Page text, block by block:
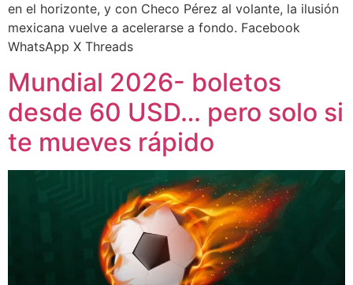
en el horizonte, y con Checo Pérez al volante, la ilusión
mexicana vuelve a acelerarse a fondo. Facebook
WhatsApp X Threads
Mundial 2026- boletos
desde 60 USD… pero solo si
te mueves rápido